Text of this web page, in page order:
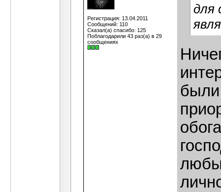
Регистрация: 13.04.2011
Сообщений: 110
Сказал(а) спасибо: 125
Поблагодарили 43 раз(а) в 29
сообщениях
для